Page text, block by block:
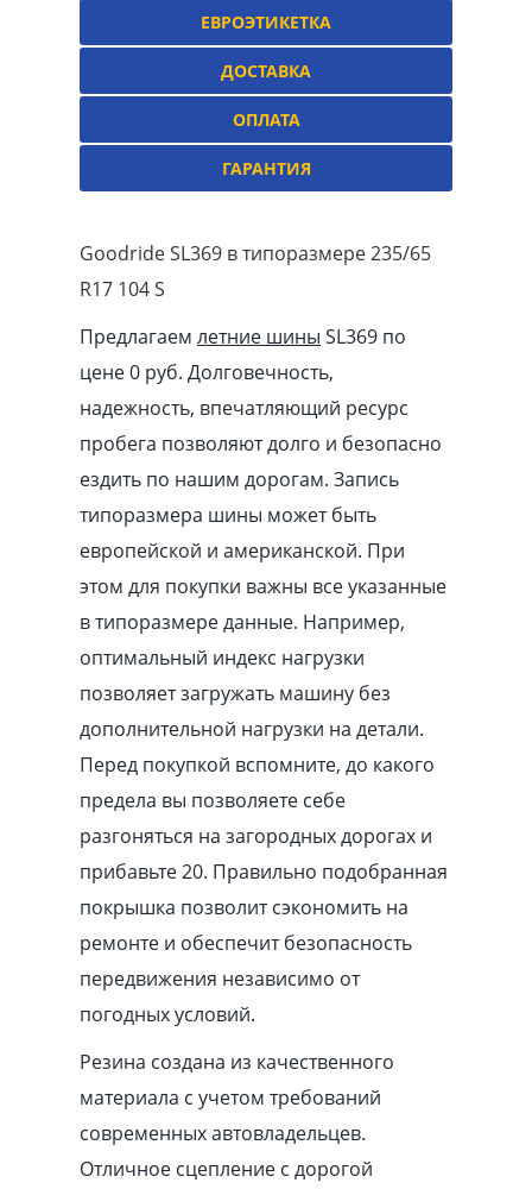
ЕВРОЭТИКЕТКА
ДОСТАВКА
ОПЛАТА
ГАРАНТИЯ
Goodride SL369 в типоразмере 235/65
R17 104 S
Предлагаем летние шины SL369 по
цене 0 руб. Долговечность,
надежность, впечатляющий ресурс
пробега позволяют долго и безопасно
ездить по нашим дорогам. Запись
типоразмера шины может быть
европейской и американской. При
этом для покупки важны все указанные
в типоразмере данные. Например,
оптимальный индекс нагрузки
позволяет загружать машину без
дополнительной нагрузки на детали.
Перед покупкой вспомните, до какого
предела вы позволяете себе
разгоняться на загородных дорогах и
прибавьте 20. Правильно подобранная
покрышка позволит сэкономить на
ремонте и обеспечит безопасность
передвижения независимо от
погодных условий.
Резина создана из качественного
материала с учетом требований
современных автовладельцев.
Отличное сцепление с дорогой